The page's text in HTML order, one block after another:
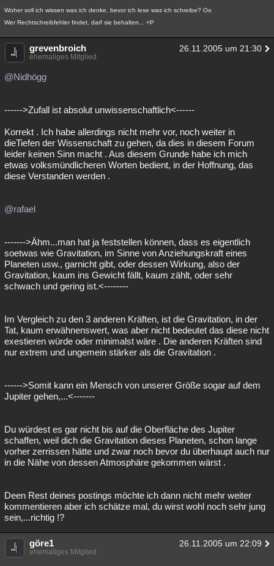
Woher soll ich wissen was ich denke, bevor ich lese was ich schreibe? Oo
Wer Rechtschreibfehler findet, darf sie behalten... =P
grevenbroich 26.11.2005 um 21:30
ehemaliges Mitglied
@Nidhögg
------>Zufall ist absolut unwissenschaftlich<------
Korrekt . Ich habe allerdings nicht mehr vor, noch weiter in
dieTiefen der Wissenschaft zu gehen, da dies in diesem Forum
leider keinen Sinn macht . Aus diesem Grunde habe ich mich
etwas volksmündlicheren Worten bedient, in der Hoffnung, das
diese Verstanden werden .
@rafael
------->Ähm...man hat ja feststellen können, dass es eigentlich
soetwas wie Gravitation, im Sinne von Anziehungskraft eines
Planeten usw., garnicht gibt, oder dessen Wirkung, also der
Gravitation, kaum ins Gewicht fällt, kaum zählt, oder sehr
schwach und gering ist.<--------
Im Vergleich zu den 3 anderen Kräften, ist die Gravitation, in der
Tat, kaum erwähnenswert, was aber nicht bedeutet das diese nicht
exestieren würde oder minimalst wäre . Die anderen Kräften sind
nur extrem und ungemein stärker als die Gravitation .
------>Somit kann ein Mensch von unserer Größe sogar auf dem
Jupiter gehen,...<-------
Du würdest es gar nicht bis auf die Oberfläche des Jupiter
schaffen, weil dich die Gravitation dieses Planeten, schon lange
vorher zerrissen hätte und zwar noch bevor du überhaupt auch nur
in die Nähe von dessen Atmosphäre gekommen wärst .
Deen Rest deines postings möchte ich dann nicht mehr weiter
kommentieren aber ich schätze mal, du wirst wohl noch sehr jung
sein,...richtig !?
göre1 26.11.2005 um 22:09
ehemaliges Mitglied